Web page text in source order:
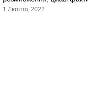
1 Лютого, 2022